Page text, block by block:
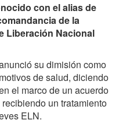
con el alias de
de la
Liberación Nacional
su dimisión como
de salud, diciendo
el marco de un acuerdo
un tratamiento
ELN.